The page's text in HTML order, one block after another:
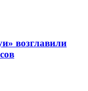
возглавили